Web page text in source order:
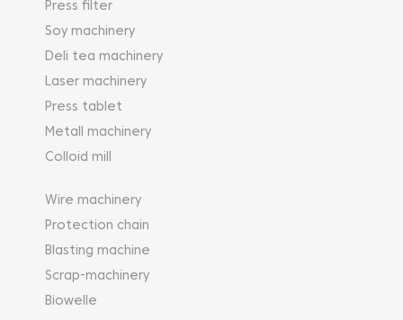
Press filter
Soy machinery
Deli tea machinery
Laser machinery
Press tablet
Metall machinery
Colloid mill
Wire machinery
Protection chain
Blasting machine
Scrap-machinery
Biowelle